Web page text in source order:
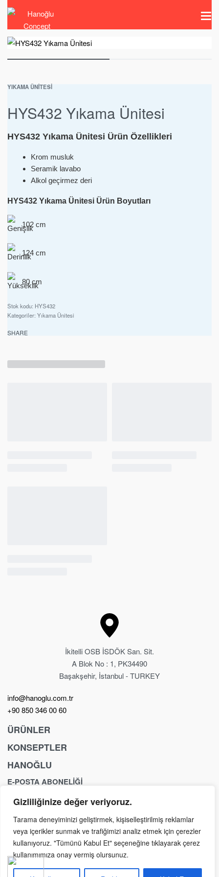
Gizliliğinize değer veriyoruz.
Tarama deneyiminizi geliştirmek, kişiselleştirilmiş reklamlar
veya içerikler sunmak ve trafiğimizi analiz etmek için çerezler
kullanıyoruz. "Tümünü Kabul Et" seçeneğine tıklayarak çerez
kullanımımıza onay vermiş olursunuz.
YIKAMA ÜNITESI
HYS432 Yıkama Ünitesi
HYS432 Yıkama Ünitesi Ürün Özellikleri
Krom musluk
Seramik lavabo
Alkol geçirmez deri
HYS432 Yıkama Ünitesi Ürün Boyutları
102 cm
124 cm
80 cm
HYS432
Kategoriler: Yıkama Ünitesi
SHARE
İkitelli OSB İSDÖK San. Sit.
A Blok No : 1, PK34490
Başakşehir, İstanbul - TURKEY
info@hanoglu.com.tr
+90 850 346 00 60
ÜRÜNLER
Berber Koltuğu
Kuaför Koltukları
Kuaför Tezgahı
Güzellik & SPA
Yıkama Ünitesi
KONSEPTLER
Anchor
Exclusive
Royal
Dream
Konseptler
HANOĞLU
İletişim
Yasal Sayfalar
E-POSTA ABONELİĞİ
Yeni ürünler, özel teklifler, mağaza etkinlikleri ve haberler
Copyright © Hanoğlu Concept 2026 – Tüm Hakları Saklıdır.